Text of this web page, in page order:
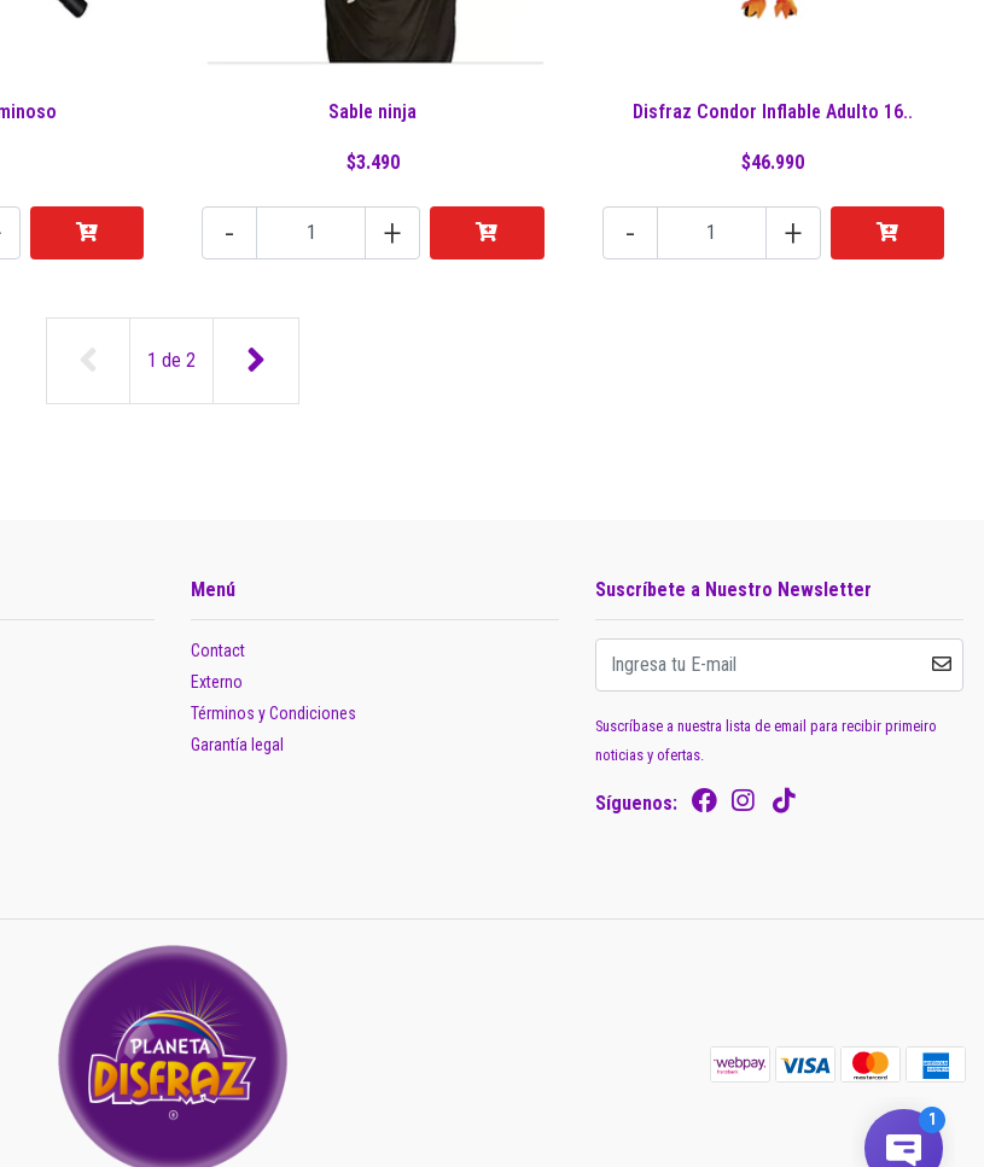
Sable ninja
$3.490
- +
Disfraz Condor Inflable Adulto 16..
$46.990
- +
1 de 2
Menú
Contact
Externo
Términos y Condiciones
Garantía legal
Suscríbete a Nuestro Newsletter
Suscríbase a nuestra lista de email para recibir primeiro
noticias y ofertas.
Síguenos: